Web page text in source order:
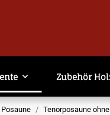
Zubehör
Posaune Tenorposaune